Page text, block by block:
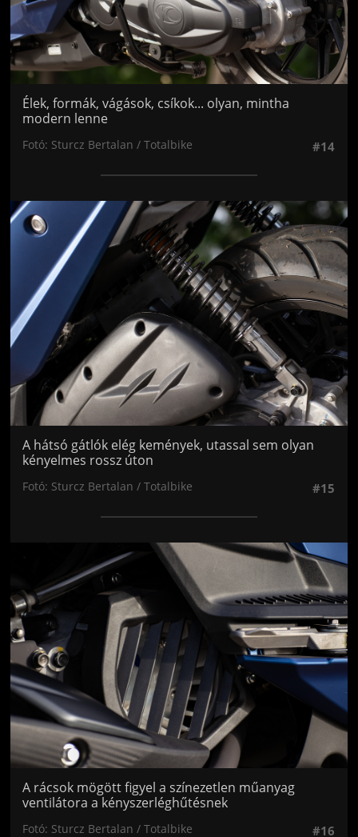
Élek, formák, vágások, csíkok... olyan, mintha
modern lenne
Fotó: Sturcz Bertalan / Totalbike #14
Jön még kép!
A hátsó gátlók elég kemények, utassal sem olyan
kényelmes rossz úton
Fotó: Sturcz Bertalan / Totalbike #15
Jön még kép!
A rácsok mögött figyel a színezetlen műanyag
ventilátora a kényszerléghűtésnek
Fotó: Sturcz Bertalan / Totalbike #16